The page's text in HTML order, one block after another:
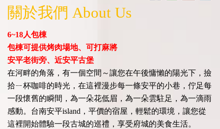
關於我們 About Us
6~18人包棟
包棟可提供烤肉場地、可打麻將
安平老街旁、近安平古堡
在河畔的角落，有一個空間～讓您在午後慵懶的陽光下，撿
拾ㄧ杯咖啡的時光，在這裡漫步每一條安平的小巷，佇足每
一段懷舊的瞬間，為一朵花低眉，為一朵雲駐足，為一滴雨
感動。台南安平island，平價的宿屋，輕鬆的環境，讓您從
這裡開始體驗一段古城的巡禮，享受府城的美食生活。